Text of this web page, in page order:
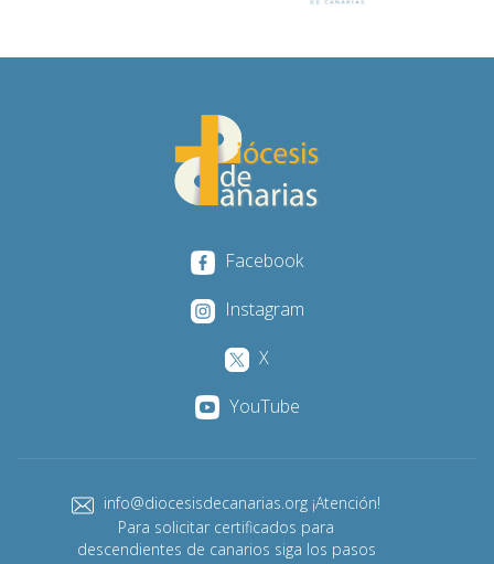
Facebook
Instagram
X
YouTube
info@diocesisdecanarias.org ¡Atención!
Para solicitar certificados para
descendientes de canarios siga los pasos